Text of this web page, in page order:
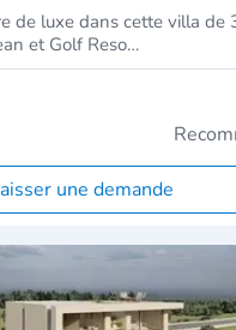
de luxe dans cette villa de
et Golf Reso…
une demande